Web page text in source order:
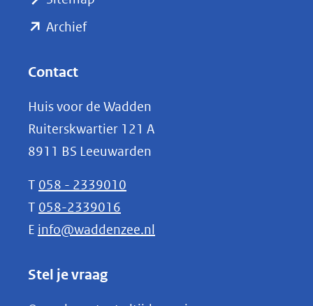
Archief(opent
(verwijst
naar
een
andere
website)
Contact
Huis voor de Wadden
Ruiterskwartier 121 A
8911 BS Leeuwarden
T 058 - 2339010
T 058-2339016
E info@waddenzee.nl
Stel je vraag